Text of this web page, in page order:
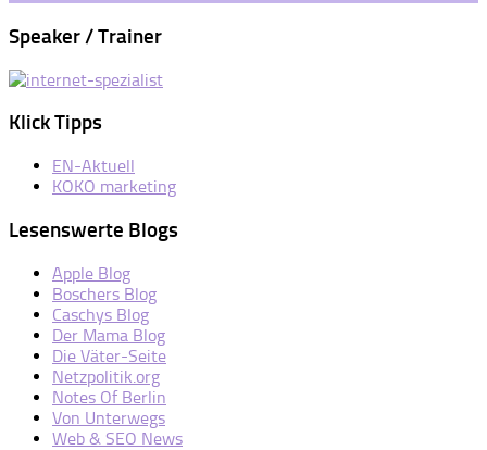
Speaker / Trainer
Klick Tipps
EN-Aktuell
KOKO marketing
Lesenswerte Blogs
Apple Blog
Boschers Blog
Caschys Blog
Der Mama Blog
Die Väter-Seite
Netzpolitik.org
Notes Of Berlin
Von Unterwegs
Web & SEO News